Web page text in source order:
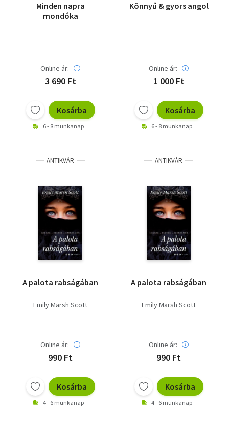
Minden napra
mondóka
Online ár:
3 690 Ft
Kosárba
6 - 8 munkanap
Könnyű & gyors angol
Online ár:
1 000 Ft
Kosárba
6 - 8 munkanap
ANTIKVÁR
A palota rabságában
Emily Marsh Scott
Online ár:
990 Ft
Kosárba
4 - 6 munkanap
ANTIKVÁR
A palota rabságában
Emily Marsh Scott
Online ár:
990 Ft
Kosárba
4 - 6 munkanap